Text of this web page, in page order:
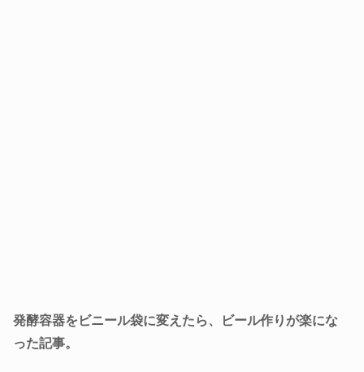
発酵容器をビニール袋に変えたら、ビール作りが楽にな
った記事。